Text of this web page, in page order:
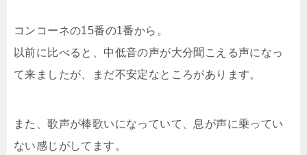
コンコーネの15番の1番から。
以前に比べると、中低音の声が大分聞こえる声になっ
て来ましたが、まだ不安定なところがあります。
また、歌声が棒歌いになっていて、息が声に乗ってい
ない感じがしてます。